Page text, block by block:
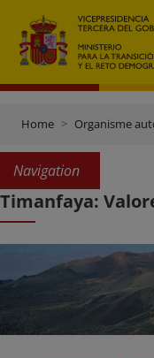
Home Organisme
Navigation
Timanfaya: